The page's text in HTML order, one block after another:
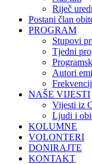
Riječ
Postani član
PROGRAM
Stupovi
Tjedni
Autori
NAŠE VIJESTI
Vijesti iz
Ljudi i
KOLUMNE
VOLONTERI
DONIRAJTE
KONTAKT